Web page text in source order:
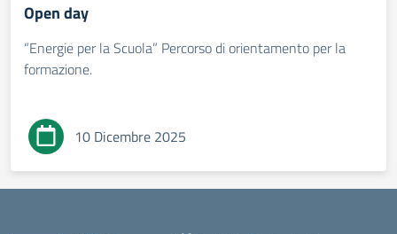
Open day
“Energie per la Scuola” Percorso di orientamento per la
formazione.
10 Dicembre 2025